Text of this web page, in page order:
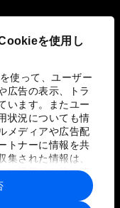
を使用し
使って、ユーザー
広告の表示、トラ
います。またユー
状況についても情
メディアや広告配
トナーに情報を共
集された情報は、
に提供した他の情
ビスを使用した際
合わされ、各パー
Adel Al
with Shakira